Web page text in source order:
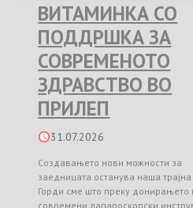
ВИТАМИНКА СО
ПОДДРШКА ЗА
СОВРЕМЕНОТО
ЗДРАВСТВО ВО
ПРИЛЕП
31.07.2026
Создавањето нови можности за
заедницата останува наша трајна
Горди сме што преку донирањето
современи лапароскопски